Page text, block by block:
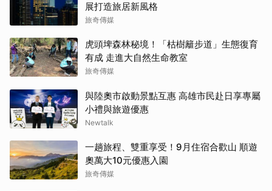
展打造旅居新風格
旅奇傳媒
虎頭埤森林秘境！「枯樹籬步道」生態復育
有成 走進大自然生命教室
旅奇傳媒
與陸奧市啟動景點互惠 高雄市民赴日享專屬
小禮與旅遊優惠
Newtalk
一趟旅程、雙重享受！9月住宿合歡山 順遊
奧萬大10元優惠入園
旅奇傳媒